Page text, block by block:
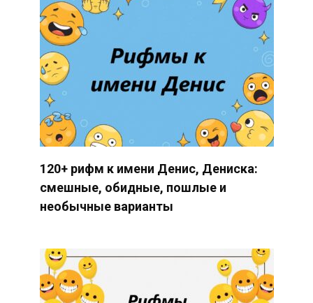
120+ рифм к имени Денис, Дениска:
смешные, обидные, пошлые и
необычные варианты